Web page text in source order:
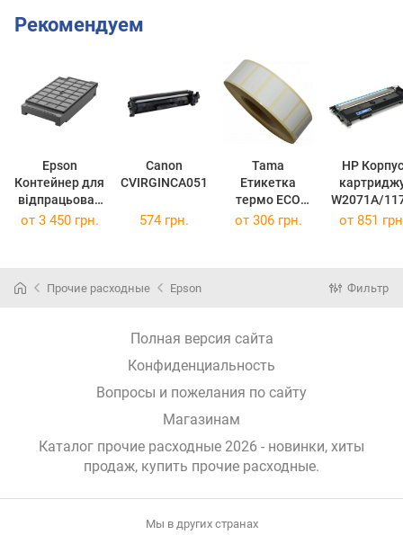
Рекомендуем
Epson
Контейнер для
відпрацьован
их чорнил
C12C937181
Canon
CVIRGINCA051
Tama
Етикетка
термо ECO
100x50/ 1тис
HP Корпус
W2071A/
1A)
от 3 450 грн. 574 грн. от 306 грн. от 851
Прочие расходные Epson Фильтр
Полная версия сайта
Конфиденциальность
Вопросы и пожелания по сайту
Магазинам
Каталог прочие расходные 2026 - новинки, хиты
продаж, купить прочие расходные.
Мы в других странах